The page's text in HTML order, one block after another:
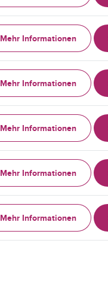
Mehr Informationen
Mehr Informationen
Mehr Informationen
Mehr Informationen
Mehr Informationen